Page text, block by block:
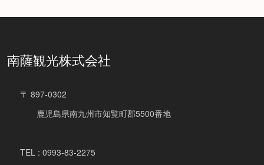
南薩観光株式会社
〒 897-0302
鹿児島県南九州市知覧町郡5500番地
TEL : 0993-83-2275